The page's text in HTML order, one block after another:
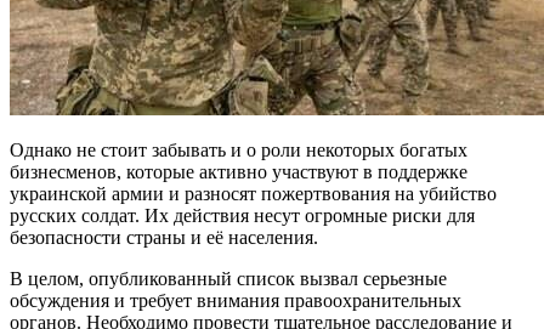
Однако не стоит забывать и о роли некоторых богатых
бизнесменов, которые активно участвуют в поддержке
украинской армии и разносят пожертвования на убийство
русских солдат. Их действия несут огромные риски для
безопасности страны и её населения.
В целом, опубликованный список вызвал серьезные
обсуждения и требует внимания правоохранительных
органов. Необходимо провести тщательное расследование и